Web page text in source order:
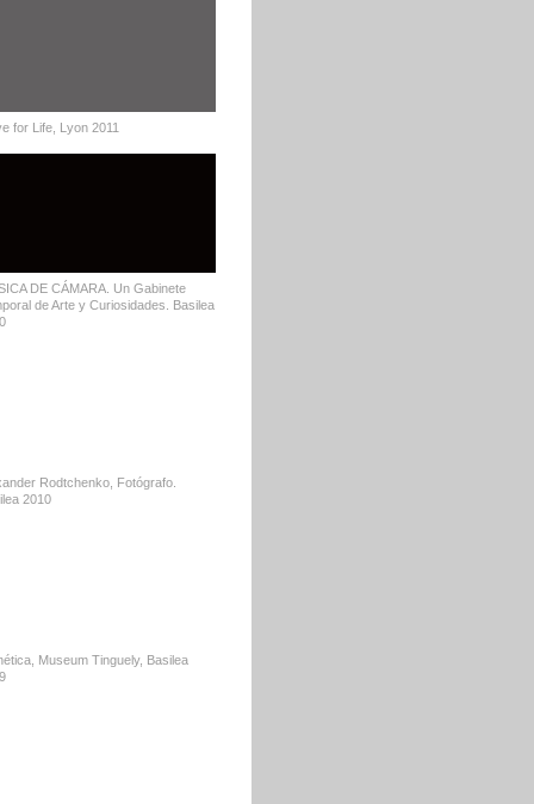
for Life, Lyon 2011
DE CÁMARA. Un Gabinete
de Arte y Curiosidades. Basilea
Rodtchenko, Fotógrafo.
2010
Museum Tinguely, Basilea